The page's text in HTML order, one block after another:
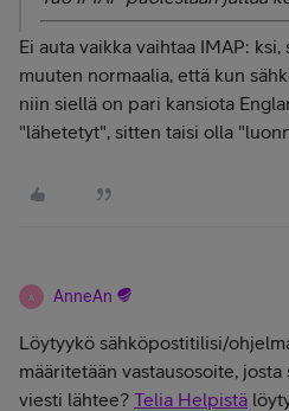
Ei auta vaikka vaihtaa IMAP:
muuten normaalia, että kun
niin siellä on pari kansiota
"lähetetyt", sitten taisi olla
A AnneAn
Löytyykö sähköpostitilisi/
määritetään vastausosoite,
viesti lähtee? Telia Helpistä